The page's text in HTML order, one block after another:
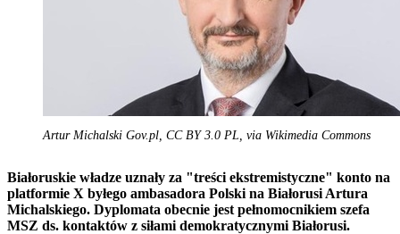
Artur Michalski Gov.pl, CC BY 3.0 PL, via Wikimedia Commons
Białoruskie władze uznały za "treści ekstremistyczne" konto na
platformie X byłego ambasadora Polski na Białorusi Artura
Michalskiego. Dyplomata obecnie jest pełnomocnikiem szefa
MSZ ds. kontaktów z siłami demokratycznymi Białorusi.